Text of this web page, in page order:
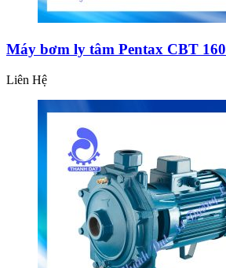
Máy bơm ly tâm Pentax CBT 160
Liên Hệ